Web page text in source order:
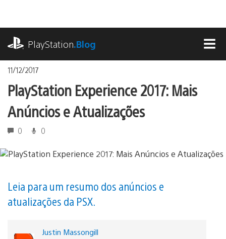
o
conteúdoPlayStation.Blog
11/12/2017
PlayStation Experience 2017: Mais
Anúncios e Atualizações
0 0
Leia para um resumo dos anúncios e
atualizações da PSX.
Justin Massongill